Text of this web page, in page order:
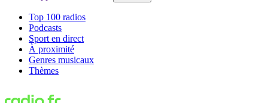
Top 100 radios
Podcasts
Sport en direct
À proximité
Genres musicaux
Thèmes